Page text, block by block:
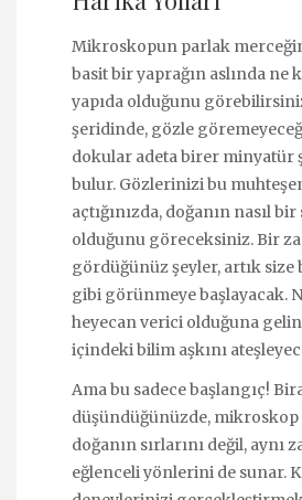
Mikroskopun parlak
basit bir yaprağın aslında ne
yapıda olduğunu
şeridinde, gözle
dokular adeta birer minyatür
bulur. Gözlerinizi bu
açtığınızda, doğanın nasıl bir
olduğunu göreceksiniz. Bir
gördüğünüz şeyler, artık size
gibi görünmeye başlayacak.
heyecan verici olduğuna
içindeki bilim aşkını
Ama bu sadece başlangıç!
düşündüğünüzde, mikroskop
doğanın sırlarını değil, aynı
eğlenceli yönlerini de sunar.